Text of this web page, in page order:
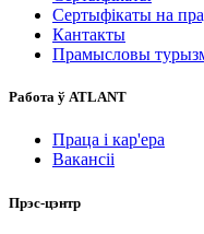
Сертыфікаты на
Кантакты
Прамысловы
Работа ў ATLANT
Праца і кар'ера
Вакансіі
Прэс-цэнтр